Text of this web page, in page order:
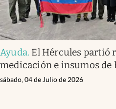
Ayuda. El Hércules partió
medicación e insumos de
sábado, 04 de Julio de 2026